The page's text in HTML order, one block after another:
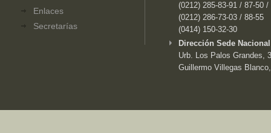
Enlaces
Secretarías
(0212) 285-83-91 / 87-50 /
(0212) 286-73-03 / 88-55
(0414) 150-32-30
Dirección Sede
Urb. Los Palos Grandes,
Guillermo Villegas